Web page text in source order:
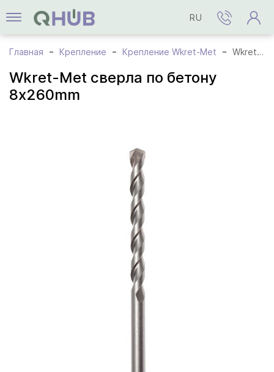
RU
Главная Крепление Крепление Wkret-Met Wkret-Met cверла по бетону 8x260mm
Wkret-Met cверла по бетону
8x260mm